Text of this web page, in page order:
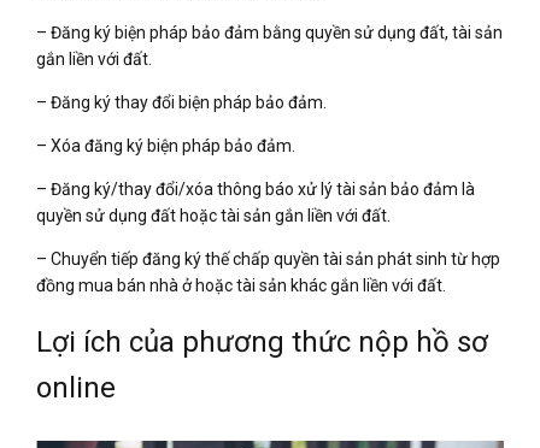
– Đăng ký biện pháp bảo đảm bằng quyền sử dụng đất, tài sản
gắn liền với đất.
– Đăng ký thay đổi biện pháp bảo đảm.
– Xóa đăng ký biện pháp bảo đảm.
– Đăng ký/thay đổi/xóa thông báo xử lý tài sản bảo đảm là
quyền sử dụng đất hoặc tài sản gắn liền với đất.
– Chuyển tiếp đăng ký thế chấp quyền tài sản phát sinh từ hợp
đồng mua bán nhà ở hoặc tài sản khác gắn liền với đất.
Lợi ích của phương thức nộp hồ sơ
online